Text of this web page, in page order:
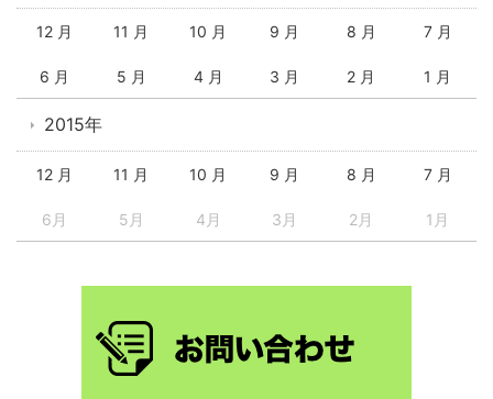
12 月 11 月 10 月 9 月 8 月 7 月
6 月 5 月 4 月 3 月 2 月 1 月
2015年
12 月 11 月 10 月 9 月 8 月 7 月
6月 5月 4月 3月 2月 1月